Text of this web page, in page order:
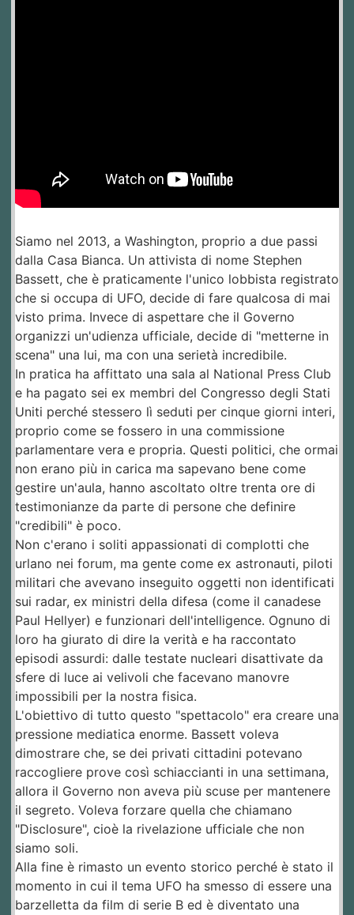
Siamo nel 2013, a Washington, proprio a due passi
dalla Casa Bianca. Un attivista di nome Stephen
Bassett, che è praticamente l'unico lobbista registrato
che si occupa di UFO, decide di fare qualcosa di mai
visto prima. Invece di aspettare che il Governo
organizzi un'udienza ufficiale, decide di "metterne in
scena" una lui, ma con una serietà incredibile.
​In pratica ha affittato una sala al National Press Club
e ha pagato sei ex membri del Congresso degli Stati
Uniti perché stessero lì seduti per cinque giorni interi,
proprio come se fossero in una commissione
parlamentare vera e propria. Questi politici, che ormai
non erano più in carica ma sapevano bene come
gestire un'aula, hanno ascoltato oltre trenta ore di
testimonianze da parte di persone che definire
"credibili" è poco.
​Non c'erano i soliti appassionati di complotti che
urlano nei forum, ma gente come ex astronauti, piloti
militari che avevano inseguito oggetti non identificati
sui radar, ex ministri della difesa (come il canadese
Paul Hellyer) e funzionari dell'intelligence. Ognuno di
loro ha giurato di dire la verità e ha raccontato
episodi assurdi: dalle testate nucleari disattivate da
sfere di luce ai velivoli che facevano manovre
impossibili per la nostra fisica.
​L'obiettivo di tutto questo "spettacolo" era creare una
pressione mediatica enorme. Bassett voleva
dimostrare che, se dei privati cittadini potevano
raccogliere prove così schiaccianti in una settimana,
allora il Governo non aveva più scuse per mantenere
il segreto. Voleva forzare quella che chiamano
"Disclosure", cioè la rivelazione ufficiale che non
siamo soli.
​Alla fine è rimasto un evento storico perché è stato il
momento in cui il tema UFO ha smesso di essere una
barzelletta da film di serie B ed è diventato una